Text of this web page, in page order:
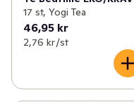
17 st, Yogi Tea
46,95 kr
2,76 kr /st